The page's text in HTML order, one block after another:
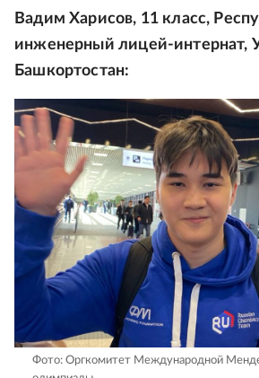
Вадим Харисов, 11 класс,
инженерный лицей-интернат,
Башкортостан:
Фото: Оргкомитет Международной